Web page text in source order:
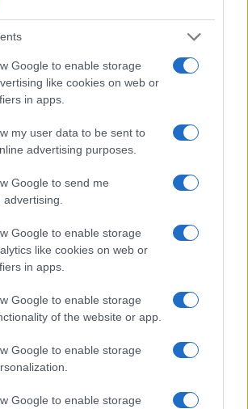
Google to enable storage
like cookies on web or
in apps.
my user data to be sent to
advertising purposes.
Google to send me
Google to enable storage
like cookies on web or
in apps.
Google to enable storage
of the website or app.
Google to enable storage
Google to enable storage
per progettare flussi
ideale bilancia innovazione
ambienti ibridi che combinano
di rispettare requisiti di
evidenziano linee guida e
ricerca. Dai verbali emerge
di formazione certificati per i team
Le carte
inoltre policy per il monitoraggio
e protocolli di rollback in caso